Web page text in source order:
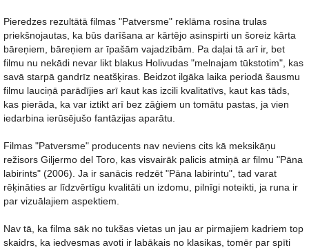
Pieredzes rezultātā filmas "Patversme" reklāma rosina trulas
priekšnojautas, ka būs darīšana ar kārtējo asinspirti un šoreiz kārta
bāreņiem, bāreņiem ar īpašām vajadzībām. Pa daļai tā arī ir, bet
filmu nu nekādi nevar likt blakus Holivudas "melnajam tūkstotim", kas
savā starpā gandrīz neatšķiras. Beidzot ilgāka laika periodā šausmu
filmu lauciņā parādījies arī kaut kas izcili kvalitatīvs, kaut kas tāds,
kas pierāda, ka var iztikt arī bez zāģiem un tomātu pastas, ja vien
iedarbina ierūsējušo fantāzijas aparātu.
Filmas "Patversme" producents nav neviens cits kā meksikāņu
režisors Giljermo del Toro, kas visvairāk palicis atmiņā ar filmu "Pāna
labirints" (2006). Ja ir sanācis redzēt "Pāna labirintu", tad varat
rēķināties ar līdzvērtīgu kvalitāti un izdomu, pilnīgi noteikti, ja runa ir
par vizuālajiem aspektiem.
Nav tā, ka filma sāk no tukšas vietas un jau ar pirmajiem kadriem top
skaidrs, ka iedvesmas avoti ir labākais no klasikas, tomēr par spīti